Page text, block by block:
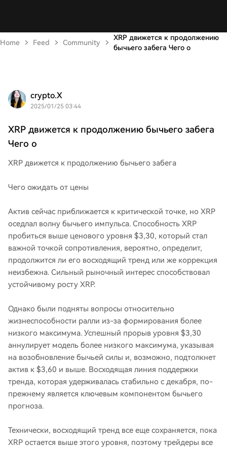
Home Feed Community
XRP движется к продолжению
бычьего забега Чего о
crypto.X
2025/01/25 03:44
XRP движется к продолжению бычьего забега
Чего о
XRP движется к продолжению бычьего забега
Чего ожидать от цены
Актив сейчас приближается к критической точке, но XRP
оседлал волну бычьего импульса. Способность XRP
пробиться выше ценового уровня $3,30, который стал
важной точкой сопротивления, вероятно, определит,
продолжится ли его восходящий тренд или же коррекция
неизбежна. Сильный рыночный интерес способствовал
устойчивому росту XRP.
Однако были подняты вопросы относительно
жизнеспособности ралли из-за формирования более
низкого максимума. Успешный прорыв уровня $3,30
аннулирует модель более низкого максимума, указывая
на возобновление бычьей силы и, возможно, подтолкнет
актив к $3,60 и выше. Восходящая линия поддержки
тренда, которая удерживалась стабильно с декабря, по-
прежнему является ключевым компонентом бычьего
прогноза.
Технически, восходящий тренд все еще сохраняется, пока
XRP остается выше этого уровня, поэтому трейдеры все